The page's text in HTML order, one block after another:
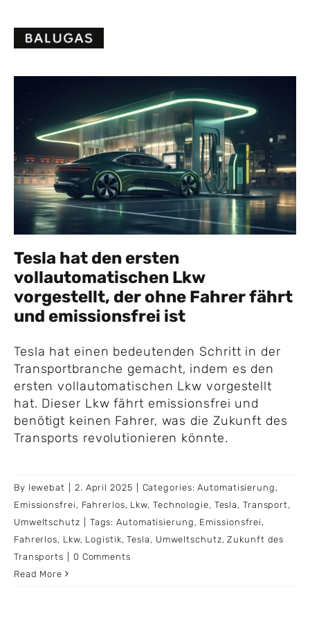
content
Tesla hat den ersten
vollautomatischen Lkw
vorgestellt, der ohne Fahrer fährt
und emissionsfrei ist
Tesla hat einen bedeutenden Schritt in der
Transportbranche gemacht, indem es den
ersten vollautomatischen Lkw vorgestellt
hat. Dieser Lkw fährt emissionsfrei und
benötigt keinen Fahrer, was die Zukunft des
Transports revolutionieren könnte.
By lewebat 2. April 2025 Categories:Automatisierung ,
Emissionsfrei , Fahrerlos, Lkw, Technologie, Tesla , Transport,
Umweltschutz
Tags:Automatisierung , Emissionsfrei ,
Fahrerlos, Lkw, Logistik,Tesla , Umweltschutz,Zukunft des
Transports
0 Comments
Read More